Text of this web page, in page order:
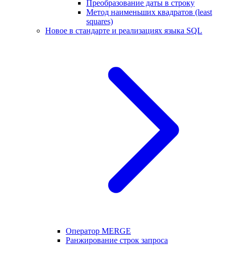
Преобразование даты в строку
Метод наименьших квадратов (least
squares)
Новое в стандарте и реализациях языка SQL
Оператор MERGE
Ранжирование строк запроса